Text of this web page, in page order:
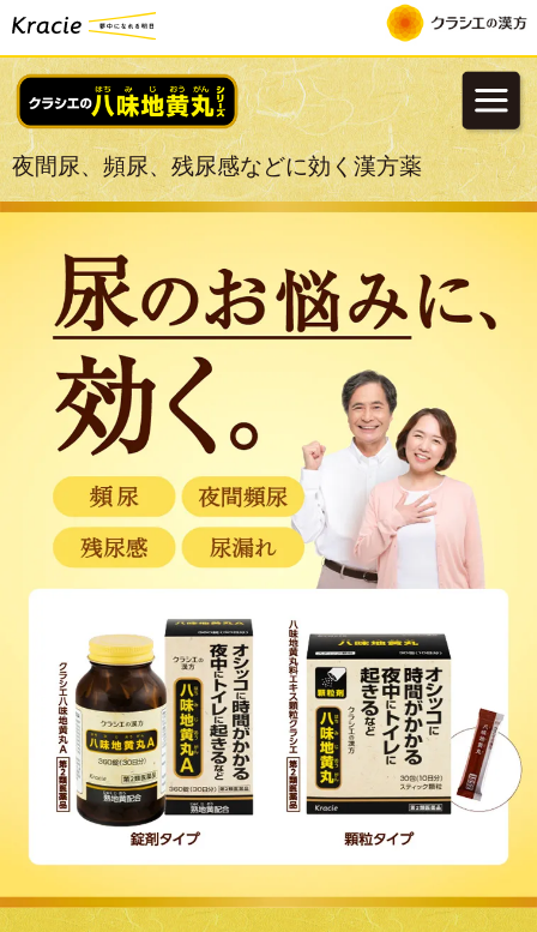
夜間尿、頻尿、残尿感などに効く漢方薬